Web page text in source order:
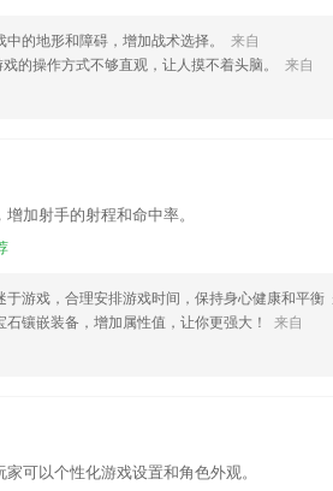
验
，如果您喜欢这款软件，您可以到应用商店进
中的地形和障碍，增加战术选择。
来自
的操作方式不够直观，让人摸不着头脑。
来自
加射手的射程和命中率。
于游戏，合理安排游戏时间，保持身心健康和平衡
石镶嵌装备，增加属性值，让你更强大！
来自
可以个性化游戏设置和角色外观。